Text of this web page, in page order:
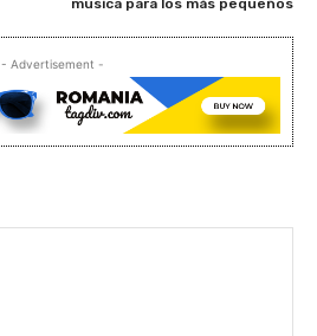
música para los más pequeños
- Advertisement -